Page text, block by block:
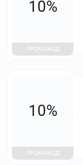
10%
ПРОМОКОД
10%
ПРОМОКОД